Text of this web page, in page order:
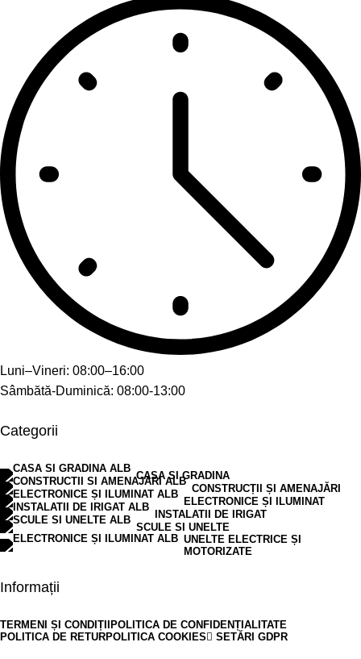
Luni–Vineri: 08:00–16:00
Sâmbătă-Duminică: 08:00-13:00
Categorii
CASA SI GRADINA
CONSTRUCȚII ȘI AMENAJĂRI
ELECTRONICE ȘI ILUMINAT
INSTALATII DE IRIGAT
SCULE SI UNELTE
UNELTE ELECTRICE ȘI
MOTORIZATE
Informații
TERMENI ȘI CONDIȚII
POLITICA DE CONFIDENȚIALITATE
POLITICA DE RETURPOLITICA COOKIES SETĂRI GDPR